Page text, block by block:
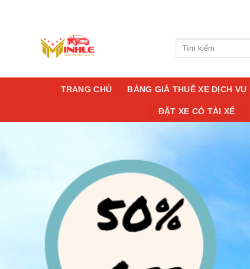
Tìm
TRANG CHỦ BẢNG GIÁ THUÊ XE DỊCH VỤ
ĐẶT XE CÓ TÀI XẾ